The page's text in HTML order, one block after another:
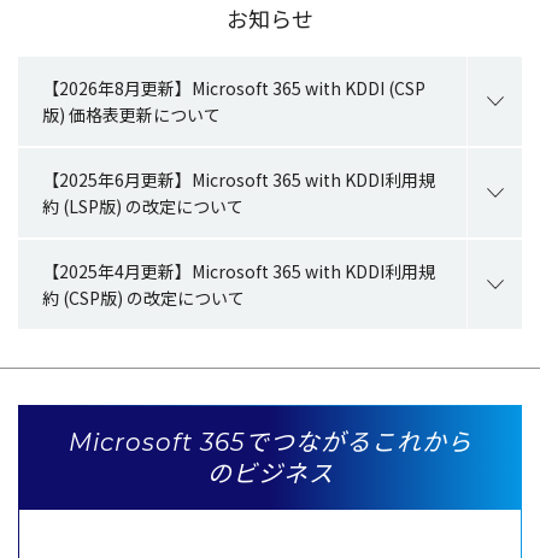
お知らせ
【2026年8月更新】Microsoft 365 with KDDI (CSP
版) 価格表更新について
【2025年6月更新】Microsoft 365 with KDDI利用規
約 (LSP版) の改定について
【2025年4月更新】Microsoft 365 with KDDI利用規
約 (CSP版) の改定について
Microsoft 365でつながるこれから
のビジネス